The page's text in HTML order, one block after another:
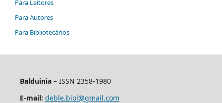
Para Leitores
Para Autores
Para Bibliotecários
Balduinia – ISSN 2358-1980
E-mail: deble.biol@gmail.com